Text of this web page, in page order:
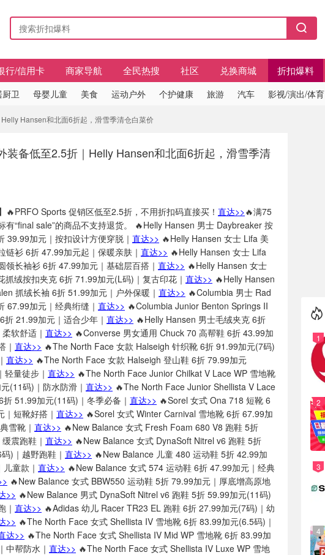
行/信用卡 商家导航 全民热搜 社区 兑换商城 折扣爆料
卫 母婴儿童 美食 运动户外 个护健康 旅游 汽车 影视/演出/体育
Hansen和北面6折起，滑雪季清仓白菜价
装备低至2.5折｜Helly Hansen和北面6折起，滑雪季清
🔥PRFO Sports 促销区低至2.5折，不用折扣码直接买！ 直达>>🔥满75
有“final sale”的商品不支持退货。 🔥Helly Hansen 男士 Daybreaker 按
39.99加元｜按扣设计方便穿脱｜ 直达>> 🔥Helly Hansen 女士 Lifa 美
链衫 6折 47.99加元起｜保暖亲肤｜ 直达>> 🔥Helly Hansen 女士 Lifa
领长袖衫 6折 47.99加元｜基础层百搭｜ 直达>> 🔥Helly Hansen 女士
抓绒按扣夹克 6折 71.99加元(L码)｜复古印花｜ 直达>> 🔥Helly Hansen
抓绒长袖 6折 51.99加元｜户外保暖｜ 直达>> 🔥Columbia 男士 Rad
67.99加元｜经典绗缝｜ 直达>> 🔥Columbia Junior Benton Springs II
折 21.99加元｜适合少年｜ 直达>> 🔥Helly Hansen 男士毛绒夹克 6折
软舒适｜ 直达>> 🔥Converse 男女通用 Chuck 70 高帮鞋 6折 43.99加
｜ 直达>> 🔥The North Face 女款 Halseigh 针织靴 6折 91.99加元(7码)
直达>> 🔥The North Face 女款 Halseigh 登山鞋 6折 79.99加元
量徒步｜ 直达>> 🔥The North Face Junior Chilkat V Lace WP 雪地靴
(11码)｜防水防滑｜ 直达>> 🔥The North Face Junior Shellista V Lace
折 51.99加元(11码)｜冬季必备｜ 直达>> 🔥Sorel 女式 Ona 718 短靴 6
短靴好搭｜ 直达>> 🔥Sorel 女式 Winter Carnival 雪地靴 6折 67.99加
雪靴｜ 直达>> 🔥New Balance 女式 Fresh Foam 680 V8 跑鞋 5折
震跑鞋｜ 直达>> 🔥New Balance 女式 DynaSoft Nitrel v6 跑鞋 5折
)｜越野跑鞋｜ 直达>> 🔥New Balance 儿童 480 运动鞋 5折 42.99加
童款｜ 直达>> 🔥New Balance 女式 574 运动鞋 6折 47.99加元｜经典
🔥New Balance 女式 BBW550 运动鞋 5折 79.99加元｜厚底增高原地
>> 🔥New Balance 男式 DynaSoft Nitrel v6 跑鞋 5折 59.99加元(11码)
｜ 直达>> 🔥Adidas 幼儿 Racer TR23 EL 跑鞋 6折 27.99加元(7码)｜幼
>> 🔥The North Face 女式 Shellista IV 雪地靴 6折 83.99加元(6.5码)｜
达>> 🔥The North Face 女式 Shellista IV Mid WP 雪地靴 6折 83.99加
中帮防水｜ 直达>> 🔥The North Face 女式 Shellista IV Luxe WP 雪地